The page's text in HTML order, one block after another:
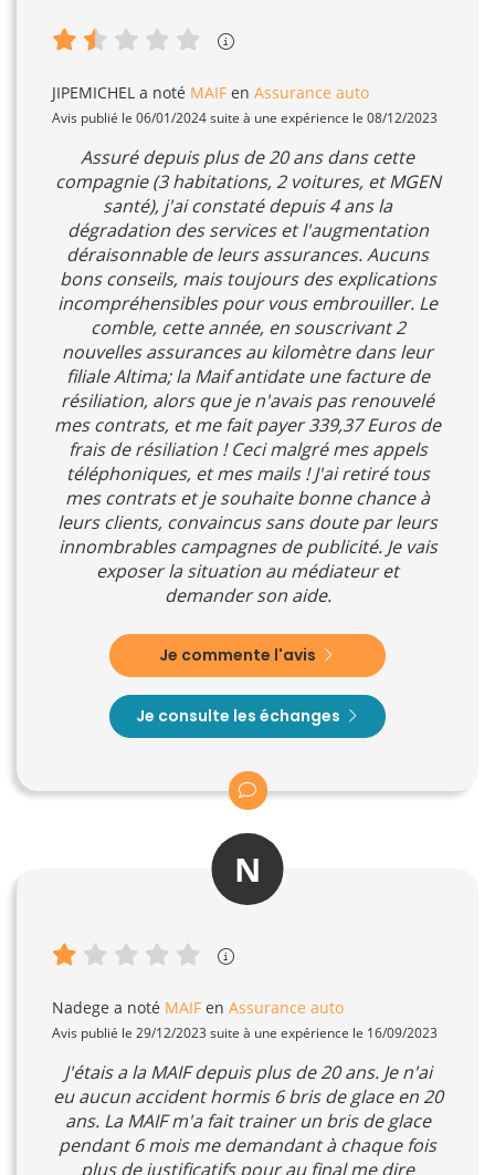
JIPEMICHEL a noté MAIF en Assurance auto
Avis publié le 06/01/2024 suite à une expérience le 08/12/2023
Assuré depuis plus de 20 ans dans cette
compagnie (3 habitations, 2 voitures, et MGEN
santé), j'ai constaté depuis 4 ans la
dégradation des services et l'augmentation
déraisonnable de leurs assurances. Aucuns
bons conseils, mais toujours des explications
incompréhensibles pour vous embrouiller. Le
comble, cette année, en souscrivant 2
nouvelles assurances au kilomètre dans leur
filiale Altima; la Maif antidate une facture de
résiliation, alors que je n'avais pas renouvelé
mes contrats, et me fait payer 339,37 Euros de
frais de résiliation ! Ceci malgré mes appels
téléphoniques, et mes mails ! J'ai retiré tous
mes contrats et je souhaite bonne chance à
leurs clients, convaincus sans doute par leurs
innombrables campagnes de publicité. Je vais
exposer la situation au médiateur et
demander son aide.
Je commente l'avis
Je consulte les échanges
N
Nadege a noté MAIF en Assurance auto
Avis publié le 29/12/2023 suite à une expérience le 16/09/2023
J'étais a la MAIF depuis plus de 20 ans. Je n'ai
eu aucun accident hormis 6 bris de glace en 20
ans. La MAIF m'a fait trainer un bris de glace
pendant 6 mois me demandant à chaque fois
plus de justificatifs pour au final me dire